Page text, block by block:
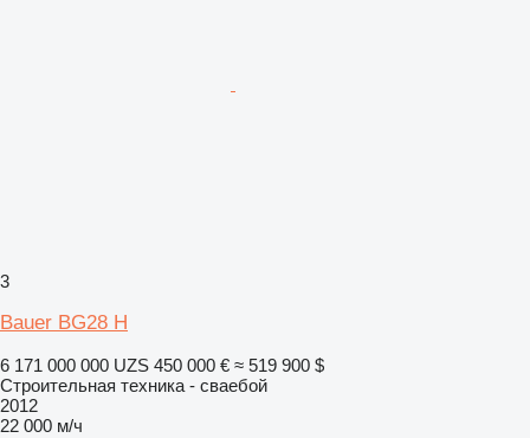
3
Bauer BG28 H
6 171 000 000 UZS 450 000 € ≈ 519 900 $
Строительная техника - сваебой
2012
22 000 м/ч